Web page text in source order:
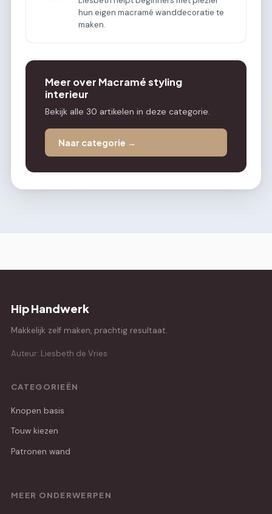
hun eigen macramé wanddecoratie te
maken.
Meer over Macramé styling
interieur
Bekijk alle 30 artikelen in deze categorie.
Naar categorie →
Hip Handwerk
Makkelijk zelf maken, prachtig resultaat.
Auteur: Liesbeth de Vries
CATEGORIEËN
Knopen basis
Touw kiezen
Patronen wand
MEER ONDERWERPEN